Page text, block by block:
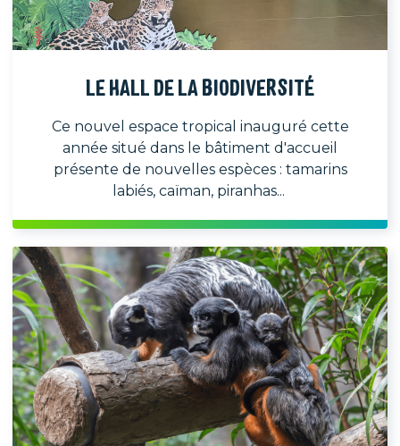
LE HALL DE LA BIODIVERSITÉ
Ce nouvel espace tropical inauguré cette
année situé dans le bâtiment d'accueil
présente de nouvelles espèces : tamarins
labiés, caïman, piranhas...